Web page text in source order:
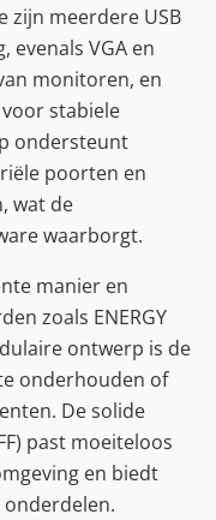
zijn meerdere USB
evenals VGA en
monitoren, en
stabiele
ondersteunt
poorten en
wat de
waarborgt.
manier en
zoals ENERGY
ontwerp is de
onderhouden of
De solide
past moeiteloos
en biedt